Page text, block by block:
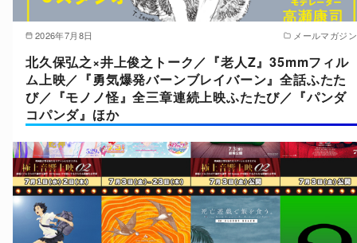
2026年7月8日 メールマガジン
北久保弘之×井上俊之トーク／『老人Z』35mmフィル
ム上映／『勇気爆発バーンブレイバーン』全話ふたた
び／『モノノ怪』全三章連続上映ふたたび／『パンダ
コパンダ』ほか